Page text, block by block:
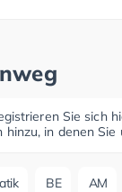
Sie sich
hinzu, in denen
BE AM